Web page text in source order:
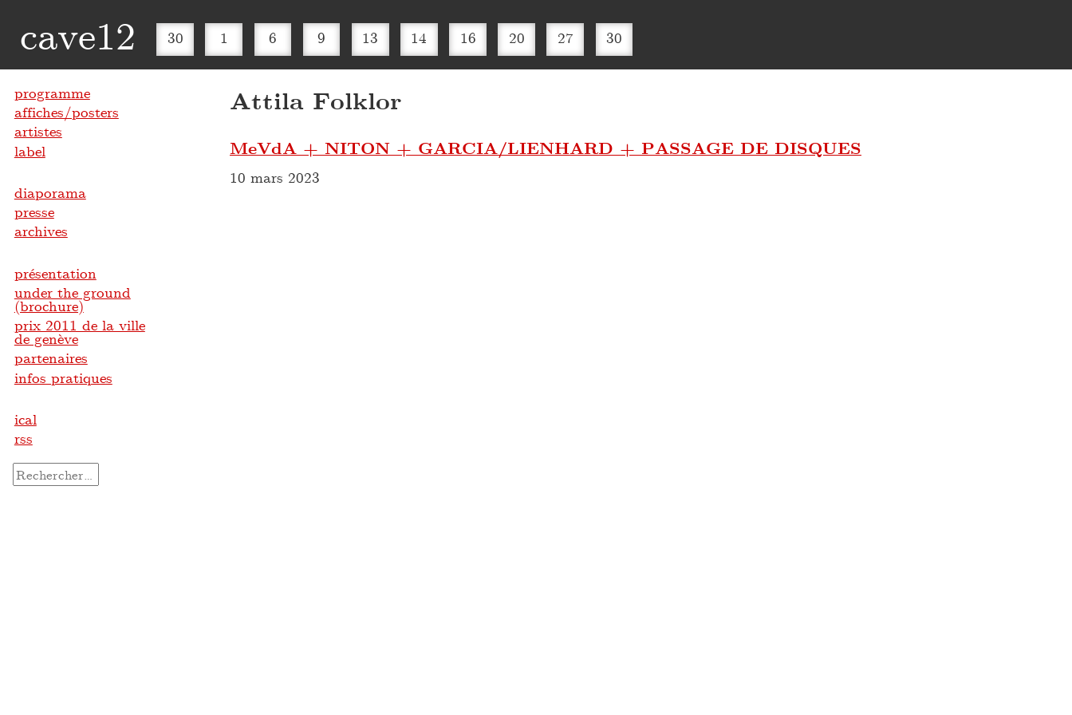
cave12 30 1 6 9 13 14 16 20 27 30
Attila Folklor
MeVdA + NITON + GARCIA/LIENHARD + PASSAGE DE DISQUES
10 mars 2023
programme
affiches/posters
artistes
label
diaporama
presse
archives
présentation
under the ground
(brochure)
prix 2011 de la ville
de genève
partenaires
infos pratiques
ical
rss
Rechercher :